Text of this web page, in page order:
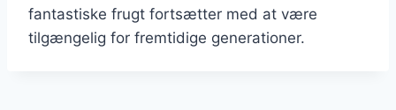
fantastiske frugt fortsætter med at være
tilgængelig for fremtidige generationer.